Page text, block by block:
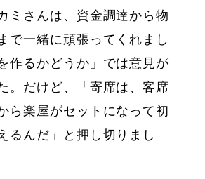
ミさんは、資金調達から物
で一緒に頑張ってくれまし
作るかどうか」では意見が
。だけど、「寄席は、客席
ら楽屋がセットになって初
るんだ」と押し切りまし